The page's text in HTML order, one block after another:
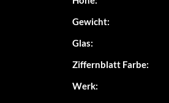
Gewicht:
Glas:
Ziffernblatt Farbe:
Werk: